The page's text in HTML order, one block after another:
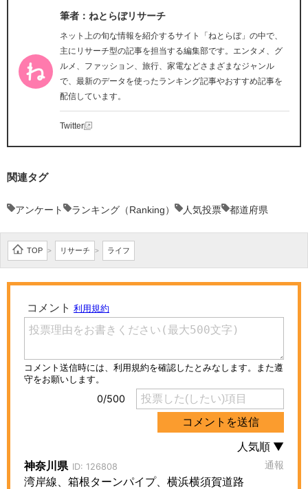
筆者：ねとらぼリサーチ
ネット上の旬な情報を紹介するサイト「ねとらぼ」の中で、
主にリサーチ型の記事を担当する編集部です。エンタメ、グ
ルメ、ファッション、旅行、家電などさまざまなジャンル
で、最新のデータを使ったランキング記事やおすすめ記事を
配信しています。
Twitter
関連タグ
アンケート ランキング（Ranking） 人気投票 都道府県
TOP > リサーチ > ライフ